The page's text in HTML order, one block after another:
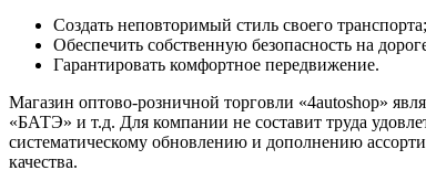
Создать неповторимый стиль своего транспорта;
Обеспечить собственную безопасность на
Гарантировать комфортное передвижение.
Магазин оптово-розничной торговли «4autoshop»
«БАТЭ» и т.д. Для компании не составит труда
систематическому обновлению и дополнению
качества.